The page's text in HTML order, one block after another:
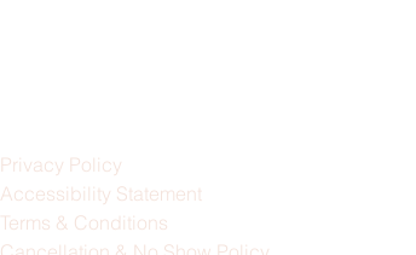
Privacy Policy
Accessibility Statement
Terms & Conditions